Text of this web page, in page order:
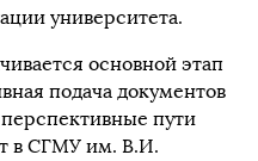
университета.
основной этап
подача документов
пути
в СГМУ им. В.И.